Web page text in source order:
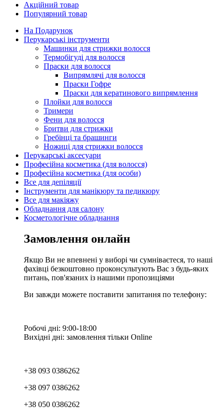
Акційний товар
Популярний товар
На Подарунок
Перукарські інструменти
Машинки для стрижки волосся
Термобігуді для волосся
Праски для волосся
Випрямлячі для волосся
Праски Гофре
Праски для кератинового випрямлення
Плойки для волосся
Тримери
Фени для волосся
Бритви для стрижки
Гребінці та брашинги
Ножиці для стрижки волосся
Перукарські аксесуари
Професійна косметика (для волосся)
Професійна косметика (для особи)
Все для депіляції
Інструменти для манікюру та педикюру
Все для макіяжу
Обладнання для салону
Косметологічне обладнання
Замовлення онлайн
Якщо Ви не впевнені у виборі чи сумніваєтеся, то наші
фахівці безкоштовно проконсультують Вас з будь-яких
питань, пов'язаних із нашими пропозиціями
Ви завжди можете поставити запитання по телефону:
Робочі дні: 9:00-18:00
Вихідні дні: замовлення тільки Online
+38 093 0386262
+38 097 0386262
+38 050 0386262